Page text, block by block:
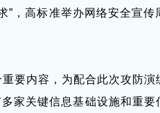
，高标准举办网络安全宣传
要内容，为配合此次攻防演
家关键信息基础设施和重要